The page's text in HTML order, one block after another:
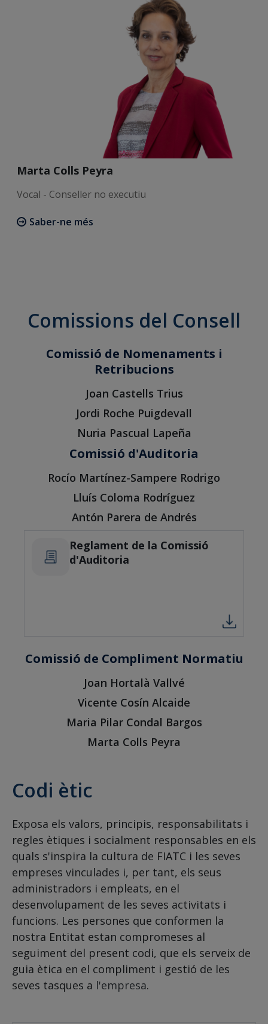
Marta Colls Peyra
Vocal - Conseller no executiu
Saber-ne més
Comissions del Consell
Comissió de Nomenaments i
Retribucions
Joan Castells Trius
Jordi Roche Puigdevall
Nuria Pascual Lapeña
Comissió d'Auditoria
Rocío Martínez-Sampere Rodrigo
Lluís Coloma Rodríguez
Antón Parera de Andrés
Reglament de la Comissió
d'Auditoria
Comissió de Compliment Normatiu
Joan Hortalà Vallvé
Vicente Cosín Alcaide
Maria Pilar Condal Bargos
Marta Colls Peyra
Codi ètic
Exposa els valors, principis, responsabilitats i
regles ètiques i socialment responsables en els
quals s'inspira la cultura de FIATC i les seves
empreses vinculades i, per tant, els seus
administradors i empleats, en el
desenvolupament de les seves activitats i
funcions. Les persones que conformen la
nostra Entitat estan compromeses al
seguiment del present codi, que els serveix de
guia ètica en el compliment i gestió de les
seves tasques a l'empresa.